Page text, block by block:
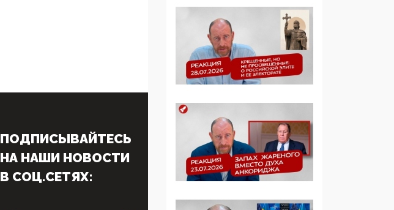
ценности и немного
двоемыслия
11:53, 09 Июня 2026
Прокуратура наконец
увидела
деятельность ИИТО
ЮНЕСКО в России, но
цифроглобалисты
продолжают
определять повестку в
образовании
09:43, 01 Июня 2026
ПОДПИСЫВАЙТЕСЬ
НА НАШИ НОВОСТИ
В СОЦ.СЕТЯХ: